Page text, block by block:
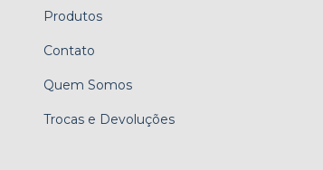
Produtos
Contato
Quem Somos
Trocas e Devoluções